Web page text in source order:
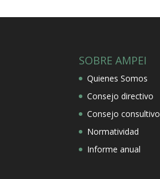
SOBRE AMPEI
Quienes Somos
Consejo directivo
Consejo consultivo
Normatividad
Informe anual